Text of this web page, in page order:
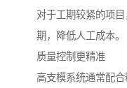
对于工期较紧的项
期，降低人工成本。
质量控制更精准
高支模系统通常配